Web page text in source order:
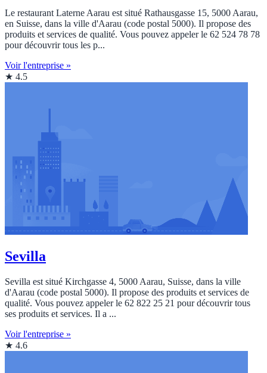
Le restaurant Laterne Aarau est situé Rathausgasse 15, 5000 Aarau,
en Suisse, dans la ville d'Aarau (code postal 5000). Il propose des
produits et services de qualité. Vous pouvez appeler le 62 524 78 78
pour découvrir tous les p...
Voir l'entreprise »
★ 4.5
Sevilla
Sevilla est situé Kirchgasse 4, 5000 Aarau, Suisse, dans la ville
d'Aarau (code postal 5000). Il propose des produits et services de
qualité. Vous pouvez appeler le 62 822 25 21 pour découvrir tous
ses produits et services. Il a ...
Voir l'entreprise »
★ 4.6